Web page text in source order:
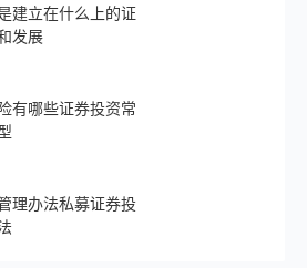
建立在什么上的证
发展
有哪些证券投资常
理办法私募证券投